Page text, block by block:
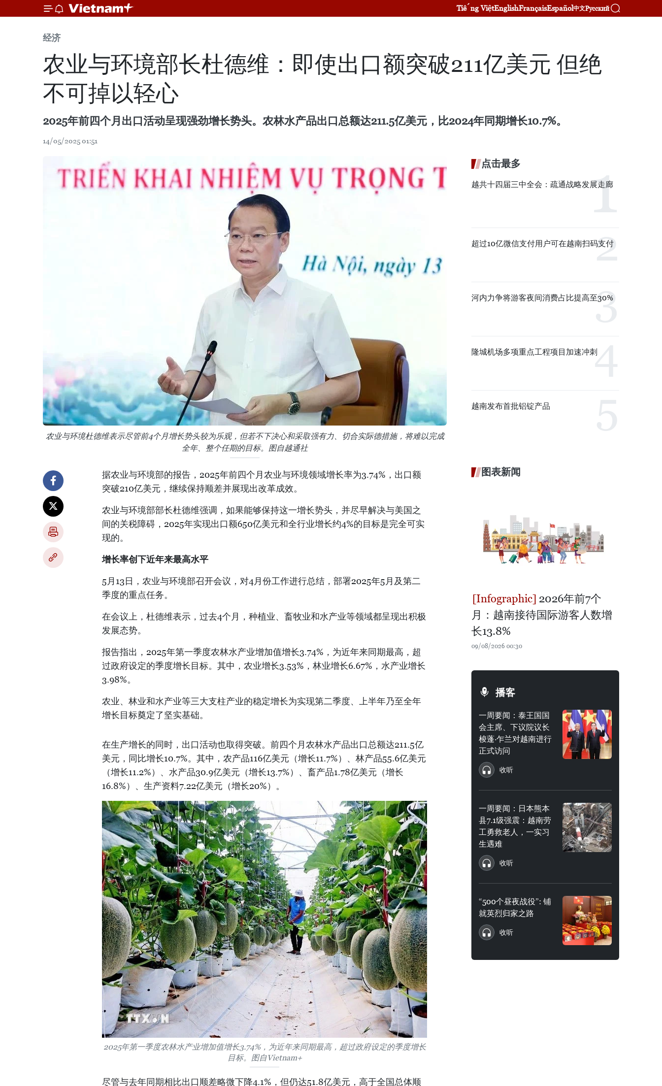
Tiếng ViệtEnglishFrançaisEspañol中文Русский
经济
农业与环境部长杜德维：即使出口额突破211亿美元 但绝
不可掉以轻心
2025年前四个月出口活动呈现强劲增长势头。农林水产品出口总额达211.5亿美元，比2024年同期增长10.7%。
14/05/2025 01:51
农业与环境杜德维表示尽管前4个月增长势头较为乐观，但若不下决心和采取强有力、切合实际德措施，将难以完成
全年、整个任期的目标。图自越通社
据农业与环境部的报告，2025年前四个月农业与环境领域增长率为3.74%，出口额
突破210亿美元，继续保持顺差并展现出改革成效。
农业与环境部部长杜德维强调，如果能够保持这一增长势头，并尽早解决与美国之
间的关税障碍，2025年实现出口额650亿美元和全行业增长约4%的目标是完全可实
现的。
增长率创下近年来最高水平
5月13日，农业与环境部召开会议，对4月份工作进行总结，部署2025年5月及第二
季度的重点任务。
在会议上，杜德维表示，过去4个月，种植业、畜牧业和水产业等领域都呈现出积极
发展态势。
报告指出，2025年第一季度农林水产业增加值增长3.74%，为近年来同期最高，超
过政府设定的季度增长目标。其中，农业增长3.53%，林业增长6.67%，水产业增长
3.98%。
农业、林业和水产业等三大支柱产业的稳定增长为实现第二季度、上半年乃至全年
增长目标奠定了坚实基础。
在生产增长的同时，出口活动也取得突破。前四个月农林水产品出口总额达211.5亿
美元，同比增长10.7%。其中，农产品116亿美元（增长11.7%）、林产品55.6亿美元
（增长11.2%）、水产品30.9亿美元（增长13.7%）、畜产品1.78亿美元（增长
16.8%）、生产资料7.22亿美元（增长20%）。
2025年第一季度农林水产业增加值增长3.74%，为近年来同期最高，超过政府设定的季度增长
目标。图自Vietnam+
尽管与去年同期相比出口顺差略微下降4.1%，但仍达51.8亿美元，高于全国总体顺
点击最多
越共十四届三中全会：疏通战略发展走廊
超过10亿微信支付用户可在越南扫码支付
河内力争将游客夜间消费占比提高至30%
隆城机场多项重点工程项目加速冲刺
越南发布首批铝锭产品
图表新闻
2026年前7个
月：越南接待国际游客人数增
长13.8%
09/08/2026 00:30
播客
一周要闻：泰王国国
会主席、下议院议长
梭蓬·乍兰对越南进行
正式访问
收听
一周要闻：日本熊本
县7.1级强震：越南劳
工勇救老人，一实习
生遇难
收听
“500个昼夜战役”: 铺
就英烈归家之路
收听